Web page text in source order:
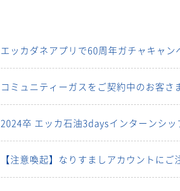
エッカダネアプリで60周年ガチャキャン
コミュニティーガスをご契約中のお客
2024卒 エッカ石油3daysインターンシッ
【注意喚起】なりすましアカウントにご